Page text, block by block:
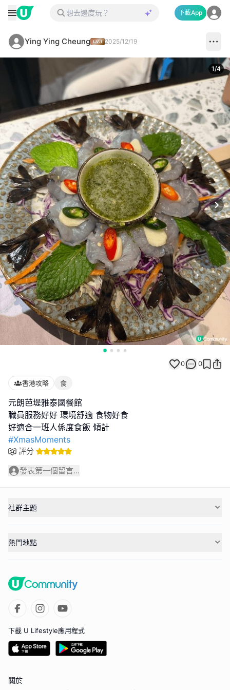
下載App
Ying Ying Cheung 2025/12/19
1/4
0 0
香港攻略 食
元朗芭堤雅泰國餐館
職員服務好好 環境舒適 食物好食
#XmasMoments
評分
發表第一個留言...
社群主題
熱門地點
下載 U Lifestyle應用程式
關於